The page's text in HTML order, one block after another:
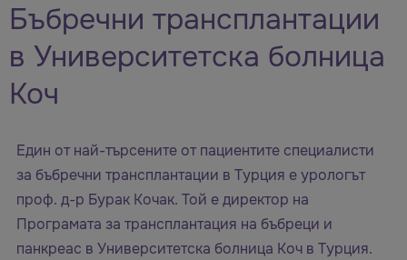
Бъбречни трансплантации
в Университетска болница
Коч
Един от най-търсените от пациентите специалисти
за бъбречни трансплантации в Турция е урологът
проф. д-р Бурак Кочак. Той е директор на
Програмата за трансплантация на бъбреци и
панкреас в Университетска болница Коч в Турция.